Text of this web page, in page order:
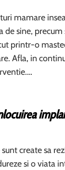
mamare
de sine,
printr-o
Afla, in
create sa
si o viata